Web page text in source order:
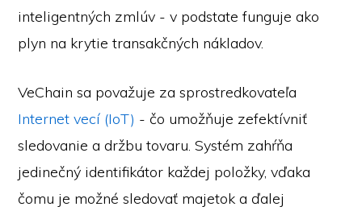
inteligentných zmlúv - v podstate funguje ako
plyn na krytie transakčných nákladov.
VeChain sa považuje za sprostredkovateľa
Internet vecí (IoT) - čo umožňuje zefektívniť
sledovanie a držbu tovaru. Systém zahŕňa
jedinečný identifikátor každej položky, vďaka
čomu je možné sledovať majetok a ďalej